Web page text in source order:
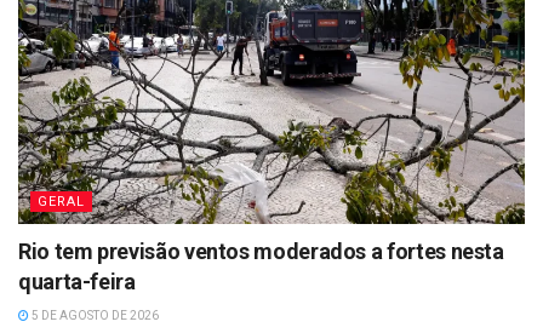
GERAL
Rio tem previsão ventos moderados a fortes nesta
quarta-feira
5 DE AGOSTO DE 2026